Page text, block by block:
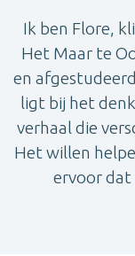
Ik ben Flore,
Het Maar te
en
ligt bij het
verhaal die
Het willen
ervoor dat